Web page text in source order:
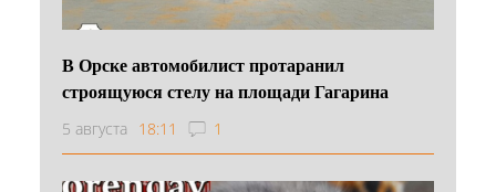
В Орске автомобилист протаранил
строящуюся стелу на площади Гагарина
5 августа 18:11 1